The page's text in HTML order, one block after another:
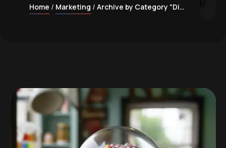
Home Marketing Archive by Category "Diseño"